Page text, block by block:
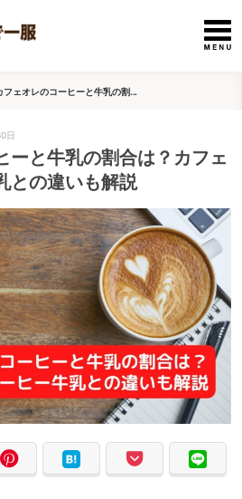
フェオレのコーヒーと牛乳の割...
日
ーと牛乳の割合は？カフェ
との違いも解説